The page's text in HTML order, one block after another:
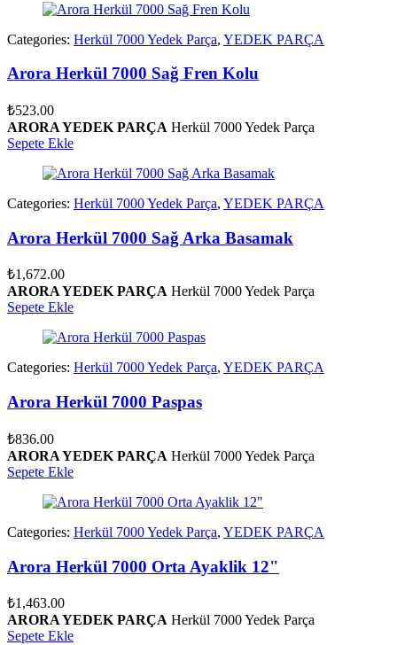
Categories: Herkül 7000 Yedek Parça, YEDEK PARÇA
Arora Herkül 7000 Sağ Fren Kolu
₺523.00
ARORA YEDEK PARÇA Herkül 7000 Yedek Parça
Sepete Ekle
Categories: Herkül 7000 Yedek Parça, YEDEK PARÇA
Arora Herkül 7000 Sağ Arka Basamak
₺1,672.00
ARORA YEDEK PARÇA Herkül 7000 Yedek Parça
Sepete Ekle
Categories: Herkül 7000 Yedek Parça, YEDEK PARÇA
Arora Herkül 7000 Paspas
₺836.00
ARORA YEDEK PARÇA Herkül 7000 Yedek Parça
Sepete Ekle
Categories: Herkül 7000 Yedek Parça, YEDEK PARÇA
Arora Herkül 7000 Orta Ayaklik 12"
₺1,463.00
ARORA YEDEK PARÇA Herkül 7000 Yedek Parça
Sepete Ekle